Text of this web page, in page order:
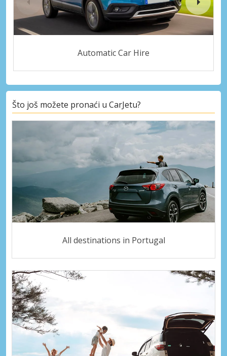
Automatic Car Hire
Što još možete pronaći u CarJetu?
All destinations in Portugal